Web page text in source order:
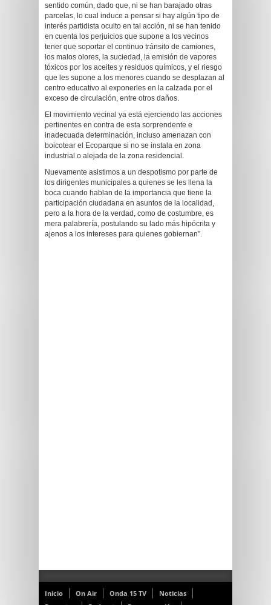
sentido común, dado que, ni se han barajado otras
parcelas, lo cual induce a pensar si hay algún tipo de
interés partidista oculto en tal acción, ni se han tenido
en cuenta los perjuicios que supone a los vecinos
tener que soportar el continuo tránsito de camiones,
los malos olores, la suciedad, la emisión de vapores
tóxicos por los aceites y residuos químicos, y el riesgo
que les supone a los menores cuando se desplazan al
centro educativo al exponerles en la calzada por el
exceso de circulación, entre otros daños.
El movimiento vecinal ya está ejerciendo las acciones
pertinentes en contra de esta sorprendente e
inadecuada determinación, incluso amenazan con
boicotear el Ecoparque si no se instala en zona
industrial o alejada de la zona residencial.
Nuevamente asistimos a un despotismo por parte de
los dirigentes municipales a quienes se les llena la
boca cuando hablan de la importancia que tiene la
participación ciudadana en asuntos de la localidad,
pero a la hora de la verdad, como de costumbre, es
mera palabrería, postulando su lado más hipócrita y
ajenos a los intereses para quienes gobiernan”.
Inicio On Air Onda 15 TV
Noticias